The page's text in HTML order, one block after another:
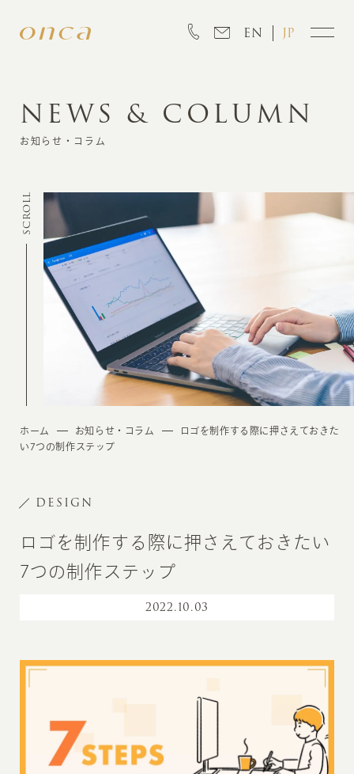
EN JP
INFORMATION
CREATION
MARKETING
NEWS & COLUMN
お知らせ・コラム
SCROLL
ホーム お知らせ・コラム
ロゴを制作する際に押さえておきた
い7つの制作ステップ
DESIGN
ロゴを制作する際に押さえておきたい
7つの制作ステップ
2022.10.03